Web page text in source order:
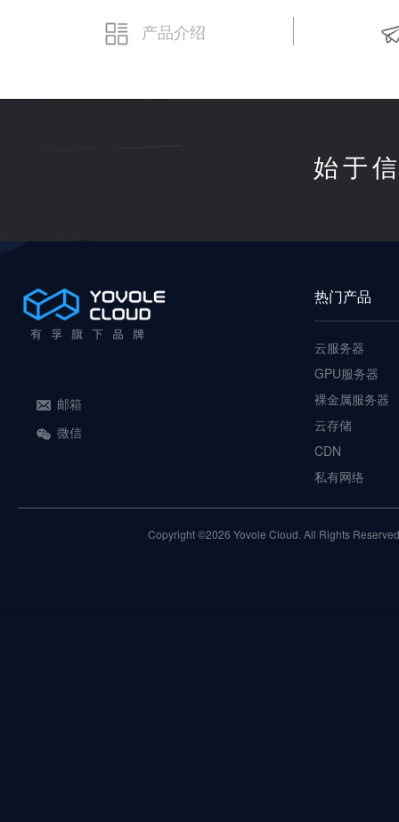
产品介绍
始于
邮箱
微信
热门产品
云服务器
GPU服务器
裸金属服务器
云存储
CDN
私有网络
Copyright ©2026 Yovole Cloud. All Rights